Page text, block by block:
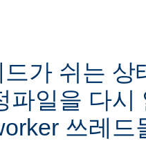
드가 쉬는
파일을 다
쓰레드